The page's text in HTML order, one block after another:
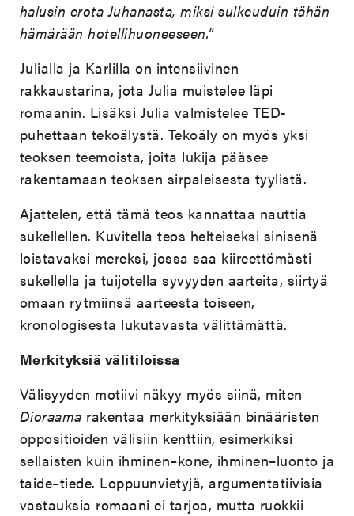
halusin erota Juhanasta, miksi sulkeuduin tähän
hämärään hotellihuoneeseen.”
Julialla ja Karlilla on intensiivinen
rakkaustarina, jota Julia muistelee läpi
romaanin. Lisäksi Julia valmistelee TED-
puhettaan tekoälystä. Tekoäly on myös yksi
teoksen teemoista, joita lukija pääsee
rakentamaan teoksen sirpaleisesta tyylistä.
Ajattelen, että tämä teos kannattaa nauttia
sukellellen. Kuvitella teos helteiseksi sinisenä
loistavaksi mereksi, jossa saa kiireettömästi
sukellella ja tuijotella syvyyden aarteita, siirtyä
omaan rytmiinsä aarteesta toiseen,
kronologisesta lukutavasta välittämättä.
Merkityksiä välitiloissa
Välisyyden motiivi näkyy myös siinä, miten
Dioraama rakentaa merkityksiään binääristen
oppositioiden välisiin kenttiin, esimerkiksi
sellaisten kuin ihminen–kone, ihminen–luonto ja
taide–tiede. Loppuunvietyjä, argumentatiivisia
vastauksia romaani ei tarjoa, mutta ruokkii